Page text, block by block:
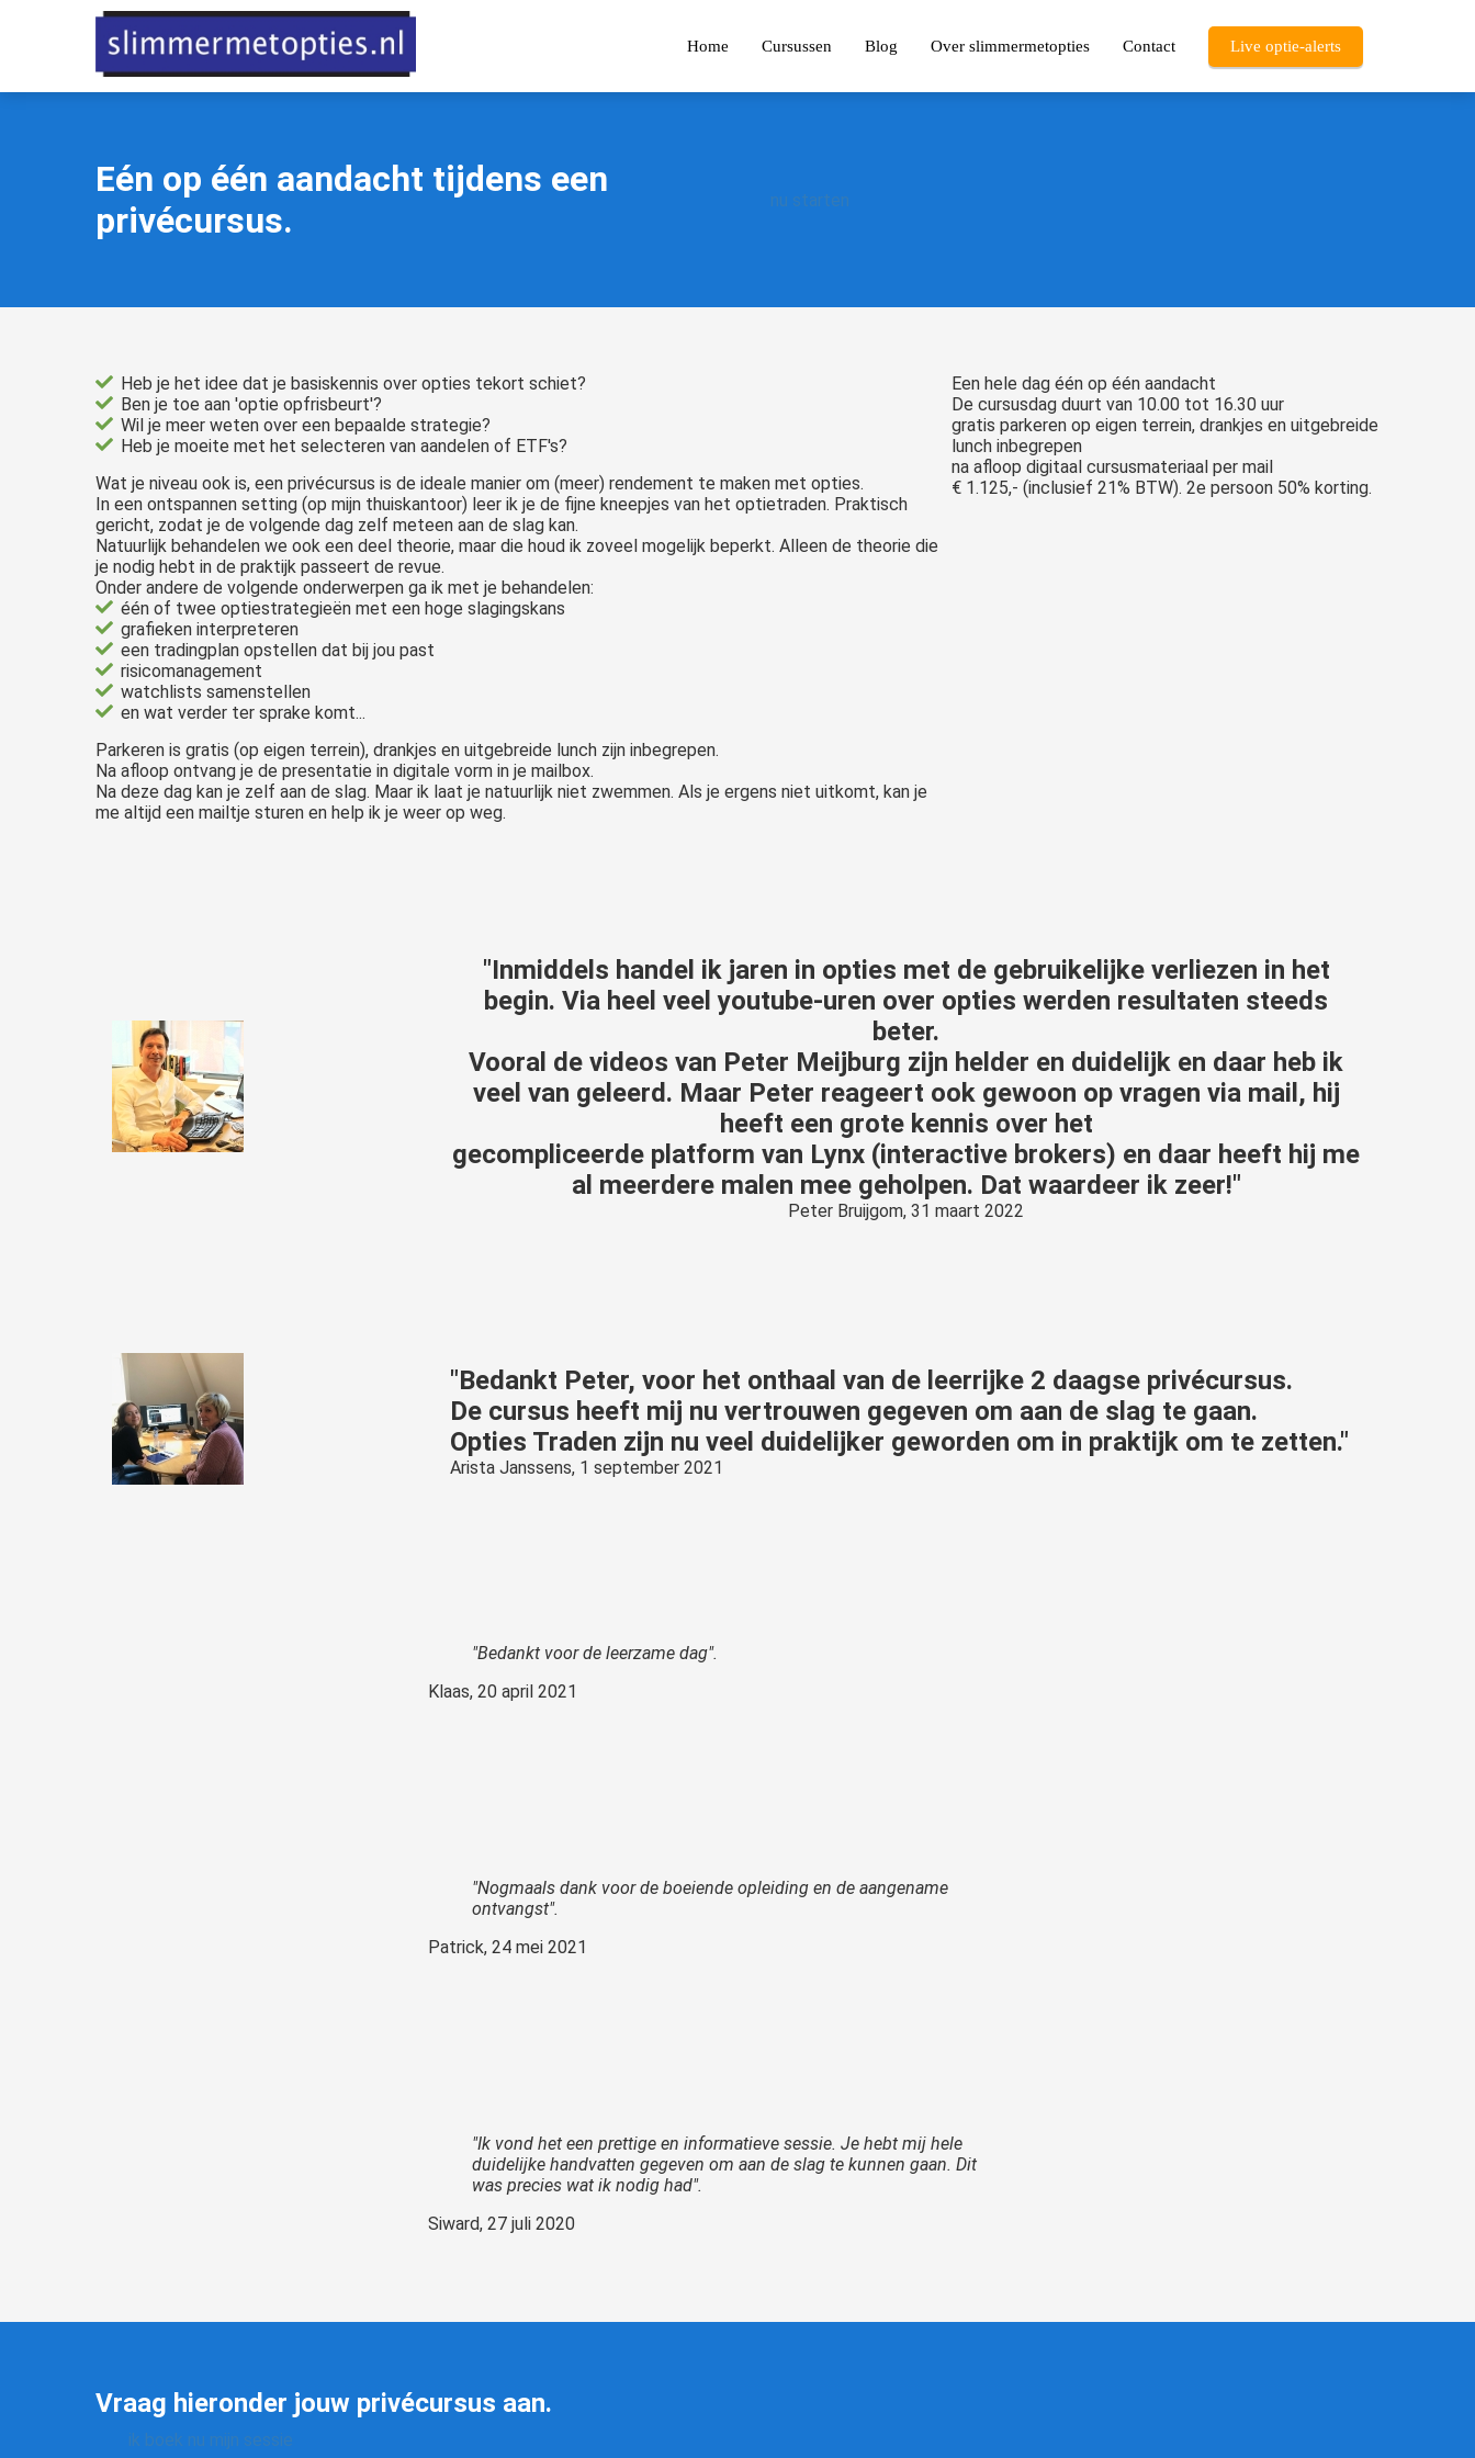
Home Cursussen Blog Over slimmermetopties Contact Live optie-alerts
Eén op één aandacht tijdens een
privécursus.
nu starten
Heb je het idee dat je basiskennis over opties tekort schiet?
Ben je toe aan 'optie opfrisbeurt'?
Wil je meer weten over een bepaalde strategie?
Heb je moeite met het selecteren van aandelen of ETF's?
Wat je niveau ook is, een privécursus is de ideale manier om (meer) rendement te maken met opties.
In een ontspannen setting (op mijn thuiskantoor) leer ik je de fijne kneepjes van het optietraden. Praktisch
gericht, zodat je de volgende dag zelf meteen aan de slag kan.
Natuurlijk behandelen we ook een deel theorie, maar die houd ik zoveel mogelijk beperkt. Alleen de theorie die
je nodig hebt in de praktijk passeert de revue.
Onder andere de volgende onderwerpen ga ik met je behandelen:
één of twee optiestrategieën met een hoge slagingskans
grafieken interpreteren
een tradingplan opstellen dat bij jou past
risicomanagement
watchlists samenstellen
en wat verder ter sprake komt...
Parkeren is gratis (op eigen terrein), drankjes en uitgebreide lunch zijn inbegrepen.
Na afloop ontvang je de presentatie in digitale vorm in je mailbox.
Na deze dag kan je zelf aan de slag. Maar ik laat je natuurlijk niet zwemmen. Als je ergens niet uitkomt, kan je
me altijd een mailtje sturen en help ik je weer op weg.
Een hele dag één op één aandacht
De cursusdag duurt van 10.00 tot 16.30 uur
gratis parkeren op eigen terrein, drankjes en uitgebreide
lunch inbegrepen
na afloop digitaal cursusmateriaal per mail
€ 1.125,- (inclusief 21% BTW). 2e persoon 50% korting.
"Inmiddels handel ik jaren in opties met de gebruikelijke verliezen in het
begin. Via heel veel youtube-uren over opties werden resultaten steeds
beter.
Vooral de videos van Peter Meijburg zijn helder en duidelijk en daar heb ik
veel van geleerd. Maar Peter reageert ook gewoon op vragen via mail, hij
heeft een grote kennis over het
gecompliceerde platform van Lynx (interactive brokers) en daar heeft hij me
al meerdere malen mee geholpen. Dat waardeer ik zeer!"
Peter Bruijgom, 31 maart 2022
"Bedankt Peter, voor het onthaal van de leerrijke 2 daagse privécursus.
De cursus heeft mij nu vertrouwen gegeven om aan de slag te gaan.
Opties Traden zijn nu veel duidelijker geworden om in praktijk om te zetten."
Arista Janssens, 1 september 2021
"Bedankt voor de leerzame dag".
Klaas, 20 april 2021
"Nogmaals dank voor de boeiende opleiding en de aangename
ontvangst".
Patrick, 24 mei 2021
"Ik vond het een prettige en informatieve sessie. Je hebt mij hele
duidelijke handvatten gegeven om aan de slag te kunnen gaan. Dit
was precies wat ik nodig had".
Siward, 27 juli 2020
Vraag hieronder jouw privécursus aan.
ik boek nu mijn sessie
over
gedrag van een
op de
tonen
van deze
opslaan